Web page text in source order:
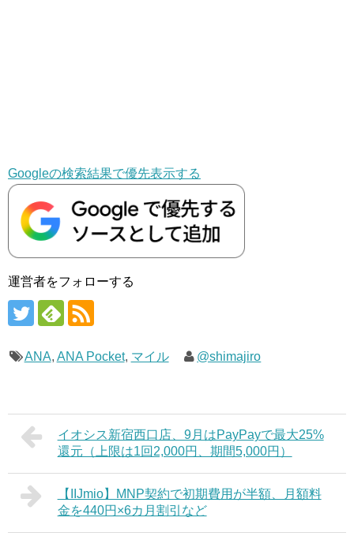
Googleの検索結果で優先表示する
運営者をフォローする
ANA, ANA Pocket, マイル @shimajiro
イオシス新宿西口店、9月はPayPayで最大25%
還元（上限は1回2,000円、期間5,000円）
【IIJmio】MNP契約で初期費用が半額、月額料
金を440円×6カ月割引など